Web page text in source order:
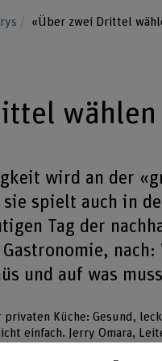
«Über zwei Drittel
wird an der
spielt auch in
Tag der
nach:
und auf was
privaten Küche: Gesund,
einfach. Jerry Omara,
Grundsatz der